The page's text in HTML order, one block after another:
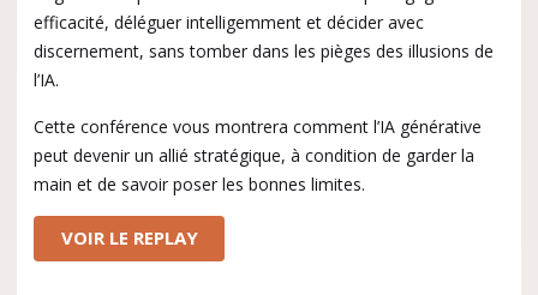
efficacité, déléguer intelligemment et décider avec
discernement, sans tomber dans les pièges des illusions de
l’IA.
Cette conférence vous montrera comment l’IA générative
peut devenir un allié stratégique, à condition de garder la
main et de savoir poser les bonnes limites.
VOIR LE REPLAY